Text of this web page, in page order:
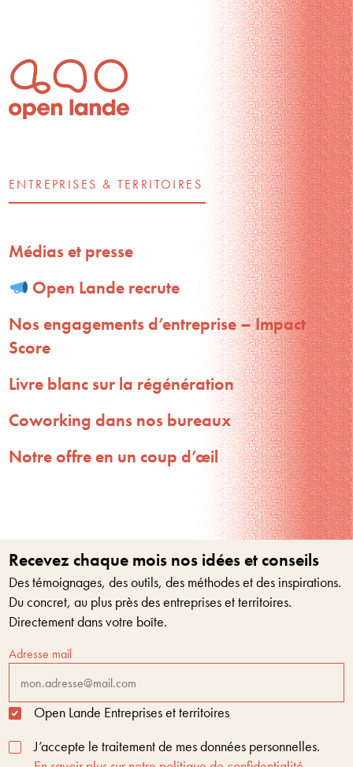
ENTREPRISES & TERRITOIRES
Médias et presse
Open Lande recrute
Nos engagements d’entreprise – Impact
Score
Livre blanc sur la régénération
Coworking dans nos bureaux
Notre offre en un coup d’œil
Recevez chaque mois nos idées et conseils
Des témoignages, des outils, des méthodes et des inspirations.
Du concret, au plus près des entreprises et territoires.
Directement dans votre boîte.
Adresse mail
Open Lande Entreprises et territoires
J’accepte le traitement de mes données personnelles.